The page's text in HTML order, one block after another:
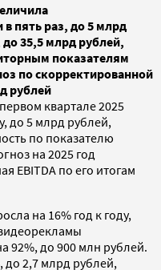
пять раз, до 5 млрд
35,5 млрд рублей,
показателям
по скорректированной
рублей
квартале 2025
до 5 млрд рублей,
по показателю
на 2025 год
EBITDA по его итогам
на 16% год к году,
92%, до 900 млн рублей.
до 2,7 млрд рублей,